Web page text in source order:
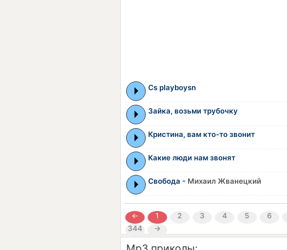
Cs playboysn
Зайка, возьми трубочку
Кристина, вам кто-то звонит
Какие люди нам звонят
Свобода - Михаил Жванецкий
← 1 2 3 4 5 6
344
→